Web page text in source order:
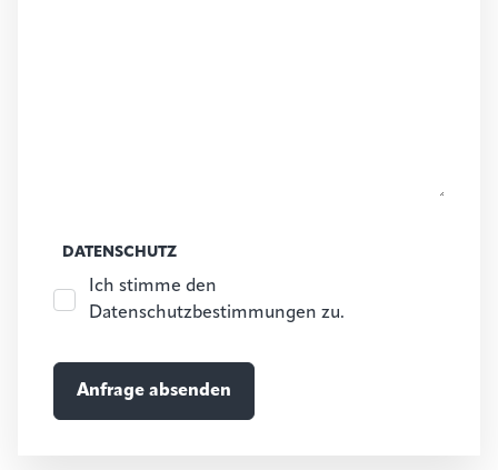
DATENSCHUTZ
Ich stimme den
Datenschutzbestimmungen zu.